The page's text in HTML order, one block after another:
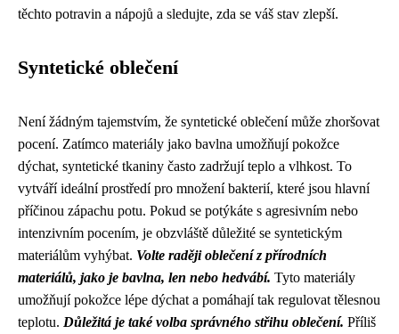
těchto potravin a nápojů a sledujte, zda se váš stav zlepší.
Syntetické oblečení
Není žádným tajemstvím, že syntetické oblečení může zhoršovat
pocení. Zatímco materiály jako bavlna umožňují pokožce
dýchat, syntetické tkaniny často zadržují teplo a vlhkost. To
vytváří ideální prostředí pro množení bakterií, které jsou hlavní
příčinou zápachu potu. Pokud se potýkáte s agresivním nebo
intenzivním pocením, je obzvláště důležité se syntetickým
materiálům vyhýbat. Volte raději oblečení z přírodních
materiálů, jako je bavlna, len nebo hedvábí. Tyto materiály
umožňují pokožce lépe dýchat a pomáhají tak regulovat tělesnou
teplotu. Důležitá je také volba správného střihu oblečení. Příliš